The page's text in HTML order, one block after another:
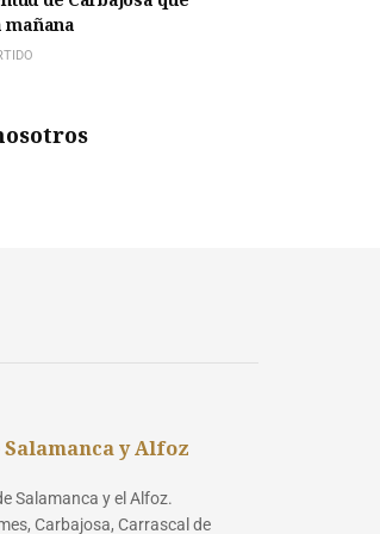
mañana
y Alfoz
Salamanca y el Alfoz.
Carbajosa, Carrascal de